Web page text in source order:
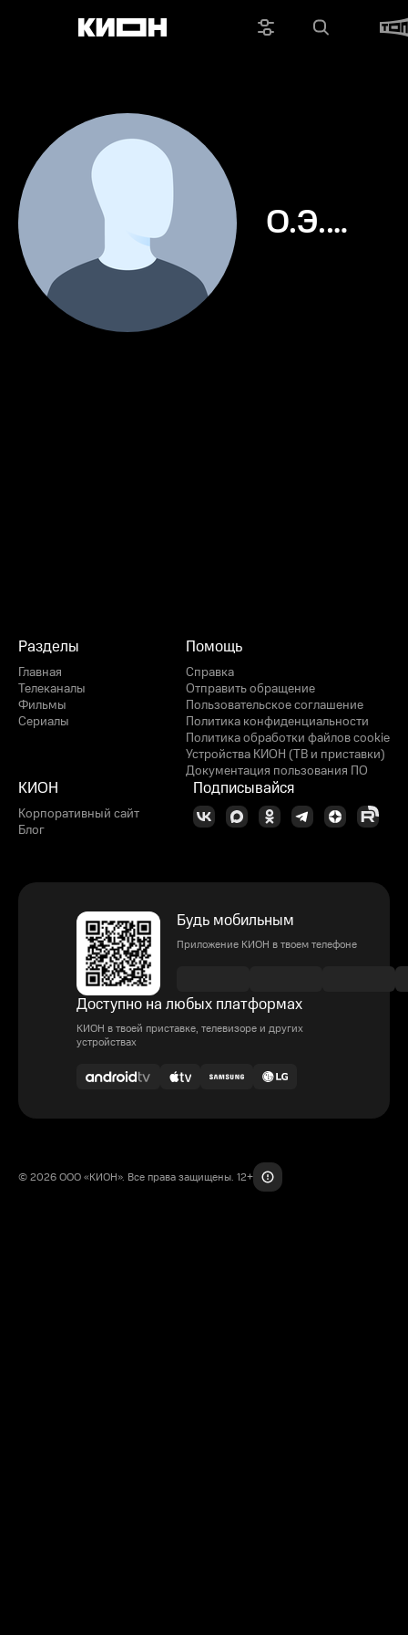
О.Э.
Разделы
Главная
Телеканалы
Фильмы
Сериалы
Помощь
Справка
Отправить обращение
Пользовательское соглашение
Политика конфиденциальности
Политика обработки файлов cookie
Устройства КИОН (ТВ и приставки)
Документация пользования ПО
КИОН
Корпоративный сайт
Блог
Подписывайся
Будь мобильным
Приложение КИОН в твоем телефоне
Доступно на любых платформах
КИОН в твоей приставке, телевизоре и других
устройствах
© 2026 ООО «КИОН». Все права защищены. 12+